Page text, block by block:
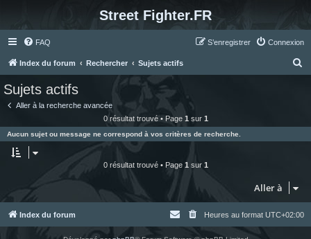
Street Fighter.FR
FAQ Connexion
S’enregistrer
Index du forum Rechercher Sujets actifs
e
r
Sujets actifs
Aller à la recherche avancée
0 résultat trouvé • Page 1 sur 1
Aucun sujet ou message ne correspond à vos critères de recherche.
0 résultat trouvé • Page 1 sur 1
Aller à
Index du forum Heures au format UTC+02:00